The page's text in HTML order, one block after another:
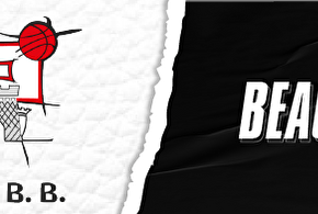
Exporter les lignes sélectionnées
Exporter toutes les colonnes
Exporter uniquement les colonnes affichées
Menu
?>
Images de la page d'accueil
Cliquez pour éditer